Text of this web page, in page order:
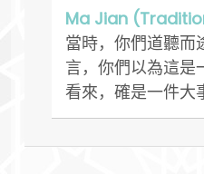
Ma Jian
當時，你們道聽而
言，你們以為這是
看來，確是一件大